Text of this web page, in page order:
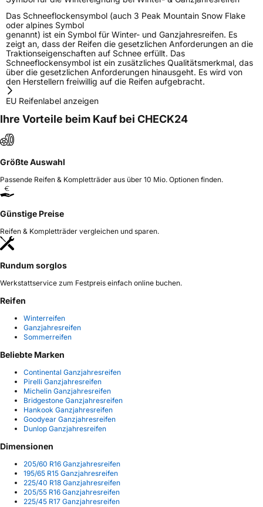
Das Schneeflockensymbol (auch 3 Peak Mountain Snow Flake
oder alpines Symbol
genannt) ist ein Symbol für Winter- und Ganzjahresreifen. Es
zeigt an, dass der Reifen die gesetzlichen Anforderungen an die
Traktionseigenschaften auf Schnee erfüllt. Das
Schneeflockensymbol ist ein zusätzliches Qualitätsmerkmal, das
über die gesetzlichen Anforderungen hinausgeht. Es wird von
den Herstellern freiwillig auf die Reifen aufgebracht.
EU Reifenlabel anzeigen
Ihre Vorteile beim Kauf bei CHECK24
Größte Auswahl
Passende Reifen & Kompletträder aus über 10 Mio. Optionen finden.
Günstige Preise
Reifen & Kompletträder vergleichen und sparen.
Rundum sorglos
Werkstattservice zum Festpreis einfach online buchen.
Reifen
Winterreifen
Ganzjahresreifen
Sommerreifen
Beliebte Marken
Continental Ganzjahresreifen
Pirelli Ganzjahresreifen
Michelin Ganzjahresreifen
Bridgestone Ganzjahresreifen
Hankook Ganzjahresreifen
Goodyear Ganzjahresreifen
Dunlop Ganzjahresreifen
Dimensionen
205/60 R16 Ganzjahresreifen
195/65 R15 Ganzjahresreifen
225/40 R18 Ganzjahresreifen
205/55 R16 Ganzjahresreifen
225/45 R17 Ganzjahresreifen